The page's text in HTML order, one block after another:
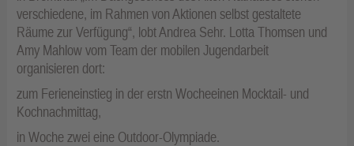
verschiedene, im Rahmen von Aktionen selbst gestaltete
Räume zur Verfügung“, lobt An­drea Sehr. Lotta Thomsen und
Amy Mahlow vom Team der mobilen Jugendarbeit
organisieren dort:
zum Ferieneinstieg in der erstn Wocheeinen Mocktail- und
Kochnachmittag,
in Woche zwei eine Outdoor-Olympiade.